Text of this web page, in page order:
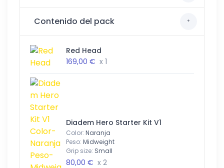
Contenido del pack
Red Head
169,00 € x 1
Diadem Hero Starter Kit V1
Color: Naranja
Peso: Midweight
Grip size: Small
80,00 € x 2